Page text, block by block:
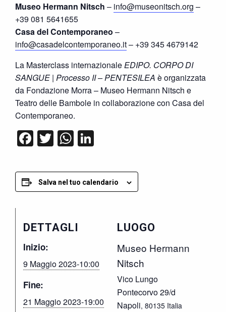
Museo Hermann Nitsch – info@museonitsch.org –
+39 081 5641655
Casa del Contemporaneo –
info@casadelcontemporaneo.it– +39 345 4679142
La Masterclass internazionaleEDIPO. CORPO DI
SANGUE | Processo II – PENTESILEA è organizzata
da Fondazione Morra – Museo Hermann Nitsch e
Teatro delle Bambole in collaborazione con Casa del
Contemporaneo.
Facebook
TwitterWhatsApp
Salva nel tuo calendario
DETTAGLI
Inizio:
9 Maggio 2023-10:00
Fine:
21 Maggio 2023-19:00
LUOGO
Museo Hermann
Nitsch
Vico Lungo
Pontecorvo 29/d
Napoli, 80135 Italia